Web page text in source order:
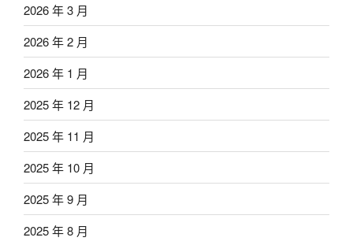
2026 年 3 月
2026 年 2 月
2026 年 1 月
2025 年 12 月
2025 年 11 月
2025 年 10 月
2025 年 9 月
2025 年 8 月